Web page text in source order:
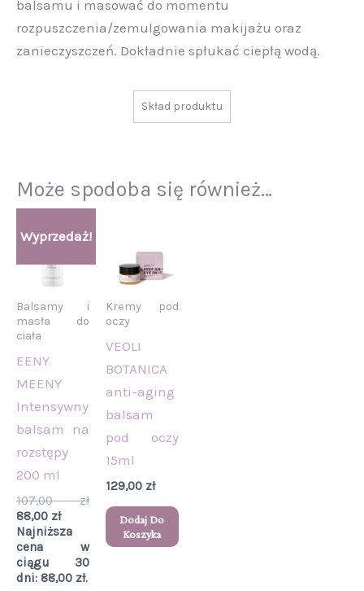
balsamu i masować do momentu
rozpuszczenia/zemulgowania makijażu oraz
zanieczyszczeń. Dokładnie spłukać ciepłą wodą.
Skład produktu
Może spodoba się również…
Wyprzedaż!
Balsamy i
masła do
ciała
EENY
MEENY
Intensywny
balsam na
rozstępy
200 ml
107,00zł
cena
wynosiła:
107,00 zł.
88,00 zł
cena
88,00 zł.
Najniższa
cena w
ciągu 30
dni: 88,00 zł.
Kremy pod
oczy
VEOLI
BOTANICA
anti-aging
balsam
pod oczy
15ml
129,00 zł
Dodaj Do
Koszyka